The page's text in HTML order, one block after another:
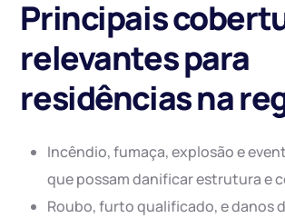
Principais
relevantes para
residências na
Incêndio, fumaça, explosão e
que possam danificar estrutura e
Roubo, furto qualificado, e danos